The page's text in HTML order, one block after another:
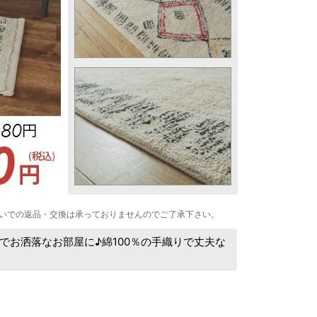
の返品・交換は承っておりませんのでご了承下さい。
お洒落なお部屋に♪綿100％の手織りで丈夫な